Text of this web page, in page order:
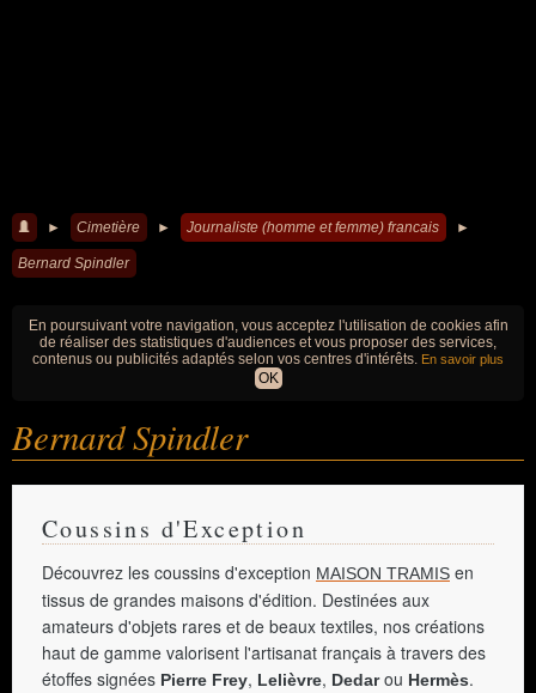
► Cimetière ► Journaliste (homme et femme) francais ►
Bernard Spindler
En poursuivant votre navigation, vous acceptez l'utilisation de cookies afin
de réaliser des statistiques d'audiences et vous proposer des services,
contenus ou publicités adaptés selon vos centres d'intérêts. En savoir plus
OK
Bernard Spindler
Coussins d'Exception
Découvrez les coussins d'exception MAISON TRAMIS en
tissus de grandes maisons d'édition. Destinées aux
amateurs d'objets rares et de beaux textiles, nos créations
haut de gamme valorisent l'artisanat français à travers des
étoffes signées Pierre Frey, Lelièvre, Dedarou Hermès.